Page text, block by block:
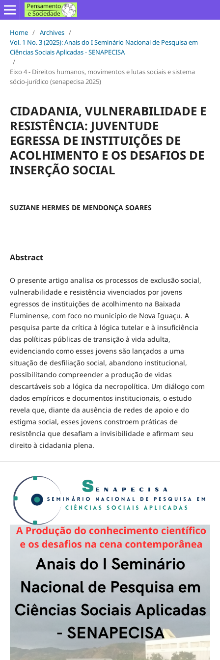
Home / Archives /
Vol. 1 No. 3 (2025): Anais do I Seminário Nacional de Pesquisa em
Ciências Sociais Aplicadas - SENAPECISA
/
Eixo 4 - Direitos humanos, movimentos e lutas sociais e sistema
sócio-jurídico (senapecisa 2025)
CIDADANIA, VULNERABILIDADE E
RESISTÊNCIA: JUVENTUDE
EGRESSA DE INSTITUIÇÕES DE
ACOLHIMENTO E OS DESAFIOS DE
INSERÇÃO SOCIAL
SUZIANE HERMES DE MENDONÇA SOARES
Abstract
O presente artigo analisa os processos de exclusão social,
vulnerabilidade e resistência vivenciados por jovens
egressos de instituições de acolhimento na Baixada
Fluminense, com foco no município de Nova Iguaçu. A
pesquisa parte da crítica à lógica tutelar e à insuficiência
das políticas públicas de transição à vida adulta,
evidenciando como esses jovens são lançados a uma
situação de desfiliação social, abandono institucional,
possibilitando compreender a produção de vidas
descartáveis sob a lógica da necropolítica. Um diálogo com
dados empíricos e documentos institucionais, o estudo
revela que, diante da ausência de redes de apoio e do
estigma social, esses jovens constroem práticas de
resistência que desafiam a invisibilidade e afirmam seu
direito à cidadania plena.